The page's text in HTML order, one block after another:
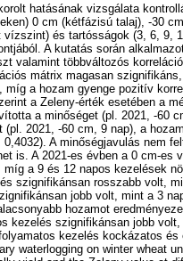
hatásának vizsgálata
0 cm (kétfázisú talaj), -30
és tartósságok (3, 6, 9,
A kutatás során
valamint többváltozós
mátrix magasan
a hozam gyenge pozitív
a Zeleny-érték esetében a
a minőséget (pl. 2021, -60
2021, -60 cm, 9 nap), a
A minőségjavulás nem
is. A 2021-es évben a 0 cm-es
a 9 és 12 napos kezelések
szignifikánsan rosszabb volt,
jobb volt, mint a 3
hozamot
kezelés szignifikánsan jobb
kezelés kockázatos és
waterlogging on winter wheat